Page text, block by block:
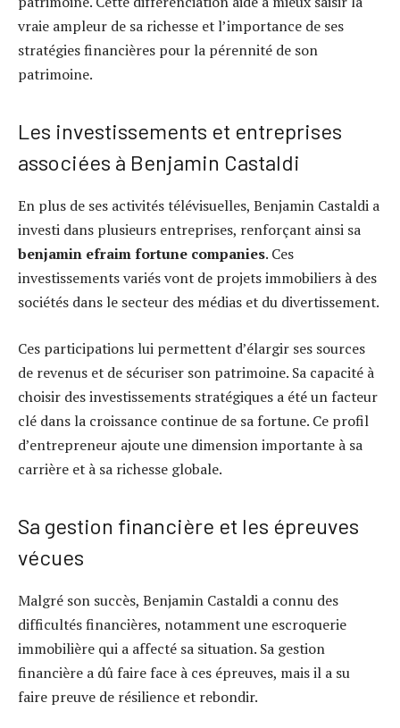
vraie ampleur de sa richesse et l’importance de ses
stratégies financières pour la pérennité de son
patrimoine.
Les investissements et entreprises
associées à Benjamin Castaldi
En plus de ses activités télévisuelles, Benjamin Castaldi a
investi dans plusieurs entreprises, renforçant ainsi sa
benjamin efraim fortune companies. Ces
investissements variés vont de projets immobiliers à des
sociétés dans le secteur des médias et du divertissement.
Ces participations lui permettent d’élargir ses sources
de revenus et de sécuriser son patrimoine. Sa capacité à
choisir des investissements stratégiques a été un facteur
clé dans la croissance continue de sa fortune. Ce profil
d’entrepreneur ajoute une dimension importante à sa
carrière et à sa richesse globale.
Sa gestion financière et les épreuves
vécues
Malgré son succès, Benjamin Castaldi a connu des
difficultés financières, notamment une escroquerie
immobilière qui a affecté sa situation. Sa gestion
financière a dû faire face à ces épreuves, mais il a su
faire preuve de résilience et rebondir.